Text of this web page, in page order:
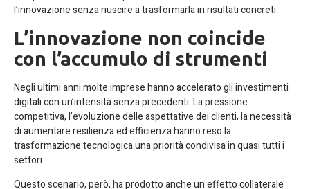
l’innovazione senza riuscire a trasformarla in risultati concreti.
L’innovazione non coincide
con l’accumulo di strumenti
Negli ultimi anni molte imprese hanno accelerato gli investimenti
digitali con un’intensità senza precedenti. La pressione
competitiva, l’evoluzione delle aspettative dei clienti, la necessità
di aumentare resilienza ed efficienza hanno reso la
trasformazione tecnologica una priorità condivisa in quasi tutti i
settori.
Questo scenario, però, ha prodotto anche un effetto collaterale